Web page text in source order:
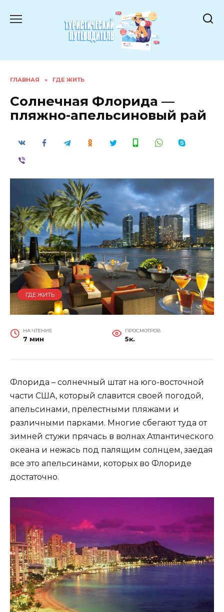
ГЛАВНАЯ » ГДЕ ЖИТЬ
Солнечная Флорида —
пляжно-апельсиновый рай
ГДЕ ЖИТЬ
НА ЧТЕНИЕ
7 мин
ПРОСМОТРОВ
5к.
Флорида – солнечный штат на юго-восточной
части США, который славится своей погодой,
апельсинами, прелестными пляжами и
различными парками. Многие сбегают туда от
зимней стужи прячась в волнах Атлантического
океана и нежась под палящим солнцем, заедая
все это апельсинами, которых во Флориде
достаточно.